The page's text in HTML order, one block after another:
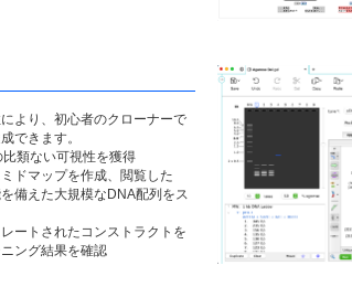
より、初心者のクローナーで
できます。
比類ない可視性を獲得
ドマップを作成、閲覧した
備えた大規模なDNA配列をス
ートされたコンストラクトを
ング結果を確認